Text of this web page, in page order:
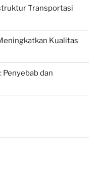
Transportasi
Kualitas
Penyebab dan